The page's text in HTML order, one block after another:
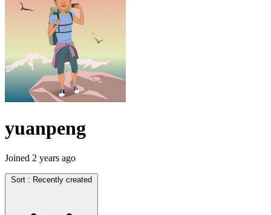
yuanpeng
Joined 2 years ago
Sort : Recently created